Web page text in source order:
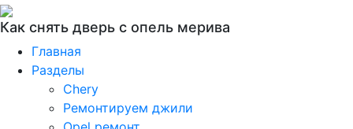
Как снять дверь с опель мерива
Главная
Разделы
Chery
Ремонтируем джили